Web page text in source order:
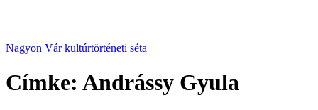
Nagyon Vár kultúrtörténeti séta
Címke: Andrássy Gyula